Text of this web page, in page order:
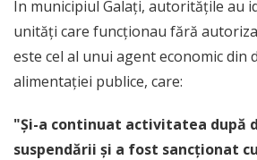
În municipiul Galați, autoritățile au
unități care funcționau fără
este cel al unui agent economic din
alimentației publice, care:
"Și-a continuat activitatea după
suspendării și a fost sancționat